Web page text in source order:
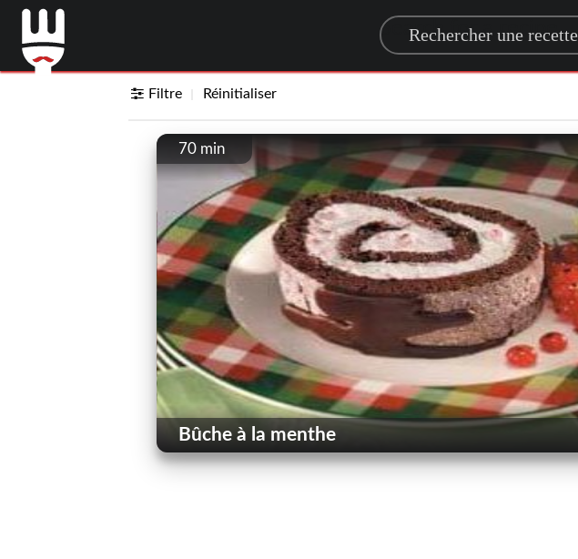
Search for a recipe
Filtre Réinitialiser
70 min
Bûche à la menthe